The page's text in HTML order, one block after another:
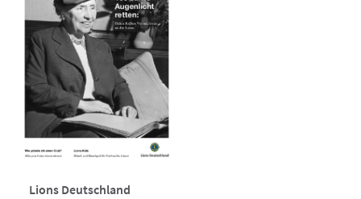
Lions Deutschland